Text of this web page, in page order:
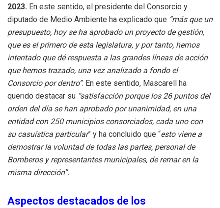
2023. En este sentido, el presidente del Consorcio y
diputado de Medio Ambiente ha explicado que “más que un
presupuesto, hoy se ha aprobado un proyecto de gestión,
que es el primero de esta legislatura, y por tanto, hemos
intentado que dé respuesta a las grandes líneas de acción
que hemos trazado, una vez analizado a fondo el
Consorcio por dentro”. En este sentido, Mascarell ha
querido destacar su “satisfacción porque los 26 puntos del
orden del día se han aprobado por unanimidad, en una
entidad con 250 municipios consorciados, cada uno con
su casuística particular” y ha concluido que “esto viene a
demostrar la voluntad de todas las partes, personal de
Bomberos y representantes municipales, de remar en la
misma dirección”.
Aspectos destacados de los